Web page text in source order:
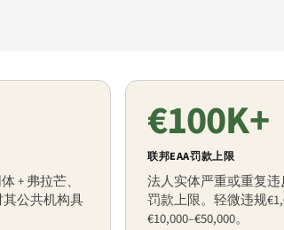
+ 弗拉芒、
公共机构具
€100K+
联邦EAA罚款上限
法人实体严重或重复违
罚款上限。轻微违规
€10,000–€50,000。